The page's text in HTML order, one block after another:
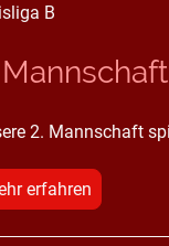
B
Mannschaft
2. Mannschaft
erfahren